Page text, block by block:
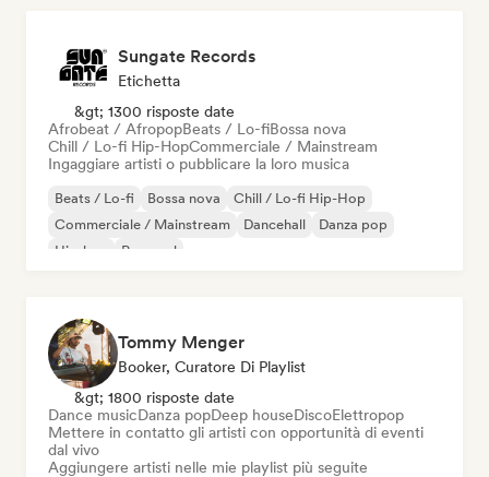
Sungate Records
Etichetta
&gt; 1300 risposte date
Afrobeat / AfropopBeats / Lo-fiBossa nova
Chill / Lo-fi Hip-HopCommerciale / Mainstream
Ingaggiare artisti o pubblicare la loro musica
Beats / Lo-fi Bossa nova
Chill / Lo-fi Hip-Hop
Commerciale / Mainstream
Dancehall
Danza pop
Hip-hop
Pop soul
Tommy Menger
Booker, Curatore Di Playlist
&gt; 1800 risposte date
Dance musicDanza popDeep houseDiscoElettropop
Mettere in contatto gli artisti con opportunità di eventi
dal vivo
Aggiungere artisti nelle mie playlist più seguite